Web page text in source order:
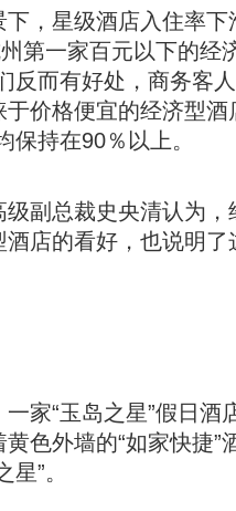
星级酒店入住率下
第一家百元以下的经
反而有好处，商务客
价格便宜的经济型酒
保持在90％以上。
总裁史央清认为，
店的看好，也说明
“玉岛之星”假日酒
色外墙的“如家快捷”
”。